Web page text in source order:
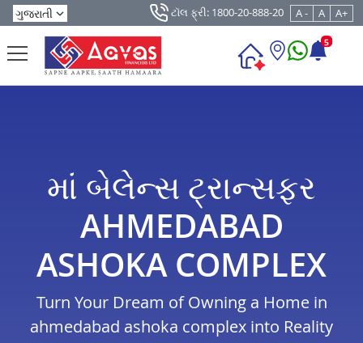
ટૉલ ફ્રી: 1800-20-888-20 A - A A+
5
માં બેલેન્સ ટ્રાન્સફર
AHMEDABAD
ASHOKA COMPLEX
Turn Your Dream of Owning a Home in
ahmedabad ashoka complex into Reality